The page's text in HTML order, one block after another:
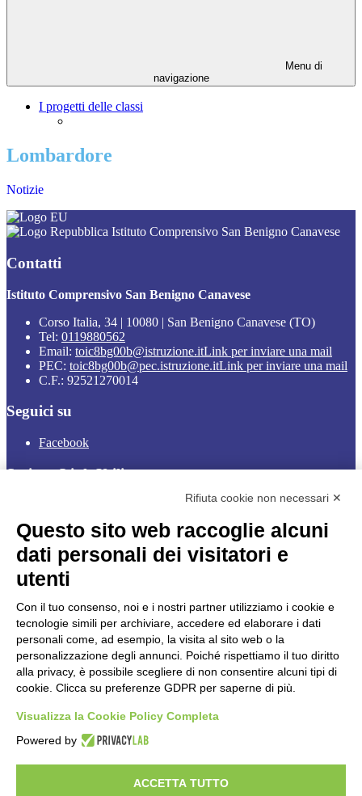
Menu di
navigazione
I progetti delle classi
Lombardore
Notizie
Istituto Comprensivo San Benigno Canavese
Contatti
Istituto Comprensivo San Benigno Canavese
Corso Italia, 34 | 10080 | San Benigno Canavese (TO)
Tel: 0119880562
Email: toic8bg00b@istruzione.itLink per inviare una mail
PEC: toic8bg00b@pec.istruzione.itLink per inviare una mail
C.F.: 92521270014
Seguici su
Facebook
Sezione Link Utili
Informativa Privacy
Ufficio Relazioni con il Pubblico
Dichiarazione di accessibilità
Obiettivi di accessibilità
Gestione consensi cookie
Amministrazione trasparente
Pagina visualizzata
860 volte
Sezione Copyright
Copyright 2026 | Engineered and powered by Gruppo Spaggiari
Parma S.p.A. | Divisione Publishing & New Social Media
Rifiuta cookie non necessari ✕
Questo sito web raccoglie alcuni
dati personali dei visitatori e
utenti
Con il tuo consenso, noi e i nostri partner utilizziamo i cookie e
tecnologie simili per archiviare, accedere ed elaborare i dati
personali come, ad esempio, la visita al sito web o la
personalizzazione degli annunci. Poiché rispettiamo il tuo diritto
alla privacy, è possibile scegliere di non consentire alcuni tipi di
cookie. Clicca su preferenze GDPR per saperne di più.
Visualizza la Cookie Policy Completa
Powered by
ACCETTA TUTTO